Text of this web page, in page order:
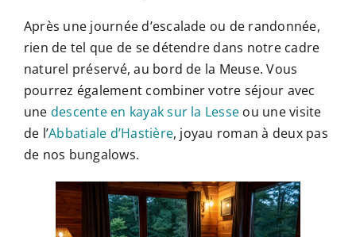
Après une journée d’escalade ou de randonnée,
rien de tel que de se détendre dans notre cadre
naturel préservé, au bord de la Meuse. Vous
pourrez également combiner votre séjour avec
une descente en kayak sur la Lesse ou une visite
de l’Abbatiale d’Hastière, joyau roman à deux pas
de nos bungalows.